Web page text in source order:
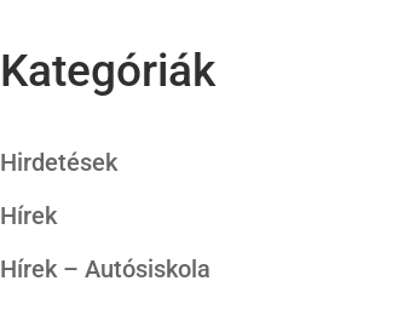
Kategóriák
Hirdetések
Hírek
Hírek – Autósiskola